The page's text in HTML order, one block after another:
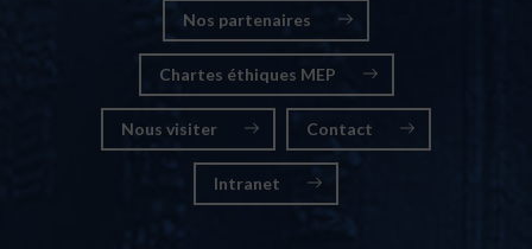
Nos partenaires
Chartes éthiques MEP
Nous visiter Contact
Intranet